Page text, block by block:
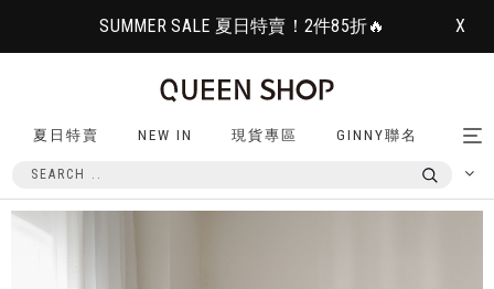
SUMMER SALE 夏日特賣！2件85折🔥 X
夏日特賣 NEW IN 現貨專區 GINNY聯名